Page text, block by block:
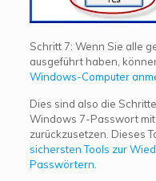
Schritt 7: Wenn Sie alle
ausgeführt haben,
Windows-Computer
Dies sind also die
Windows 7-Passwort
zurückzusetzen. Dieses
sichersten Tools zur
Passwörtern